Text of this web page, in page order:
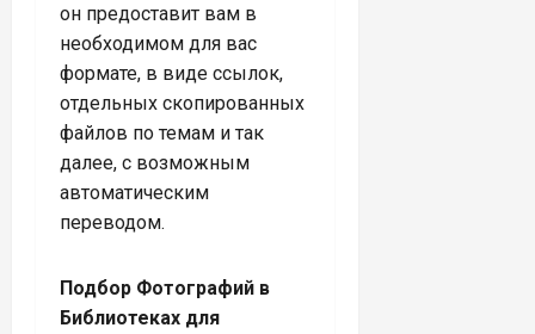
он предоставит вам в
необходимом для вас
формате, в виде ссылок,
отдельных скопированных
файлов по темам и так
далее, с возможным
автоматическим
переводом.
Подбор Фотографий в
Библиотеках для